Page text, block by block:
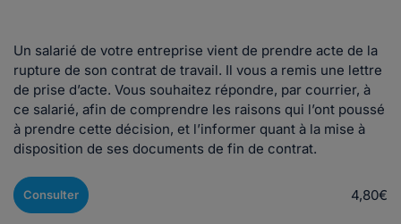
Un salarié de votre entreprise vient de prendre acte de la
rupture de son contrat de travail. Il vous a remis une lettre
de prise d’acte. Vous souhaitez répondre, par courrier, à
ce salarié, afin de comprendre les raisons qui l’ont poussé
à prendre cette décision, et l’informer quant à la mise à
disposition de ses documents de fin de contrat.
Consulter 4,80€